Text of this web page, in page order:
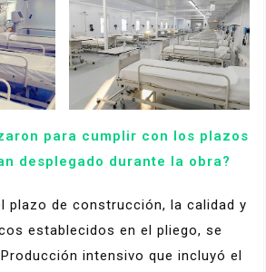
para cumplir con los plazos
desplegado durante la obra?
plazo de construcción, la calidad y
establecidos en el pliego, se
intensivo que incluyó el